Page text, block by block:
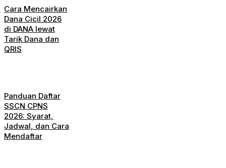
Cara Mencairkan
Dana Cicil 2026
di DANA lewat
Tarik Dana dan
QRIS
Panduan Daftar
SSCN CPNS
2026: Syarat,
Jadwal, dan Cara
Mendaftar